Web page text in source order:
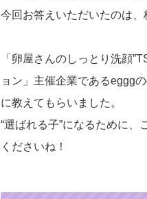
今回お答えいただいたのは、
「卵屋さんのしっとり洗顔
ョン」主催企業であるeggg
に教えてもらいました。
“選ばれる子”になるために
くださいね！